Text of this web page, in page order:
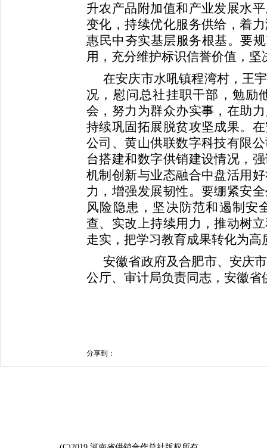
升农产品附加值和产业发展水
变化，持续优化服务供给，着
惠民中夯实基层服务根基。要
用，充分维护标识信誉价值，
在安庆市水吼镇程湾村，王
况，慰问总社挂职干部，勉励
会，努力为群众办实事，在助
持续巩固拓展脱贫攻坚成果。
公司、黄山供联数字科技有限
台搭建和数字供销建设情况，
机制创新与业态融合中盘活用
力，增强发展韧性。要绷紧安
风险隐患，坚决防范和遏制安
查、实改上持续用力，推动树
走实，把学习教育成果转化为高
安徽省政府及合肥市、安庆
公厅、审计局负责同志，安徽
分享到：